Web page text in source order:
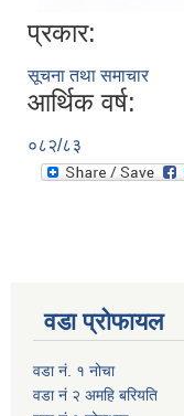
प्रकार:
सूचना तथा समाचार
आर्थिक वर्ष:
०८२/८३
वडा प्रोफायल
वडा नं. १ नोचा
वडा नं २ अमहि बरियति